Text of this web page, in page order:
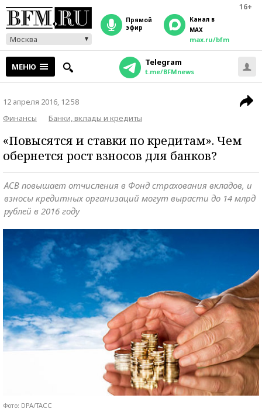
16+
Москва
прямой
эфир
Канал в
MAX
max.ru/bfm
МЕНЮ Telegram
t.me/BFMnews
12 апреля 2016, 12:58
Финансы
Банки, вклады и кредиты
«Повысятся и ставки по кредитам». Чем
обернется рост взносов для банков?
АСВ повышает отчисления в Фонд страхования вкладов, и
взносы кредитных организаций могут вырасти до 14 млрд
рублей в 2016 году
Фото: DPA/ТАСС